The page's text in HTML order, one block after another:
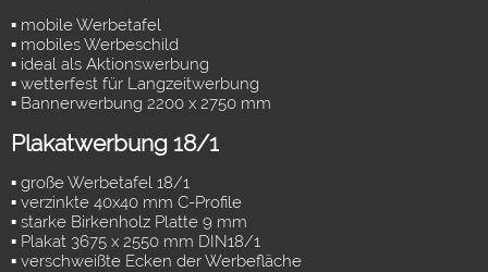
▪ mobile Werbetafel
▪ mobiles Werbeschild
▪ ideal als Aktionswerbung
▪ wetterfest für Langzeitwerbung
▪ Bannerwerbung 2200 x 2750 mm
Plakatwerbung 18/1
▪ große Werbetafel 18/1
▪ verzinkte 40x40 mm C-Profile
▪ starke Birkenholz Platte 9 mm
▪ Plakat 3675 x 2550 mm DIN18/1
▪ verschweißte Ecken der Werbefläche